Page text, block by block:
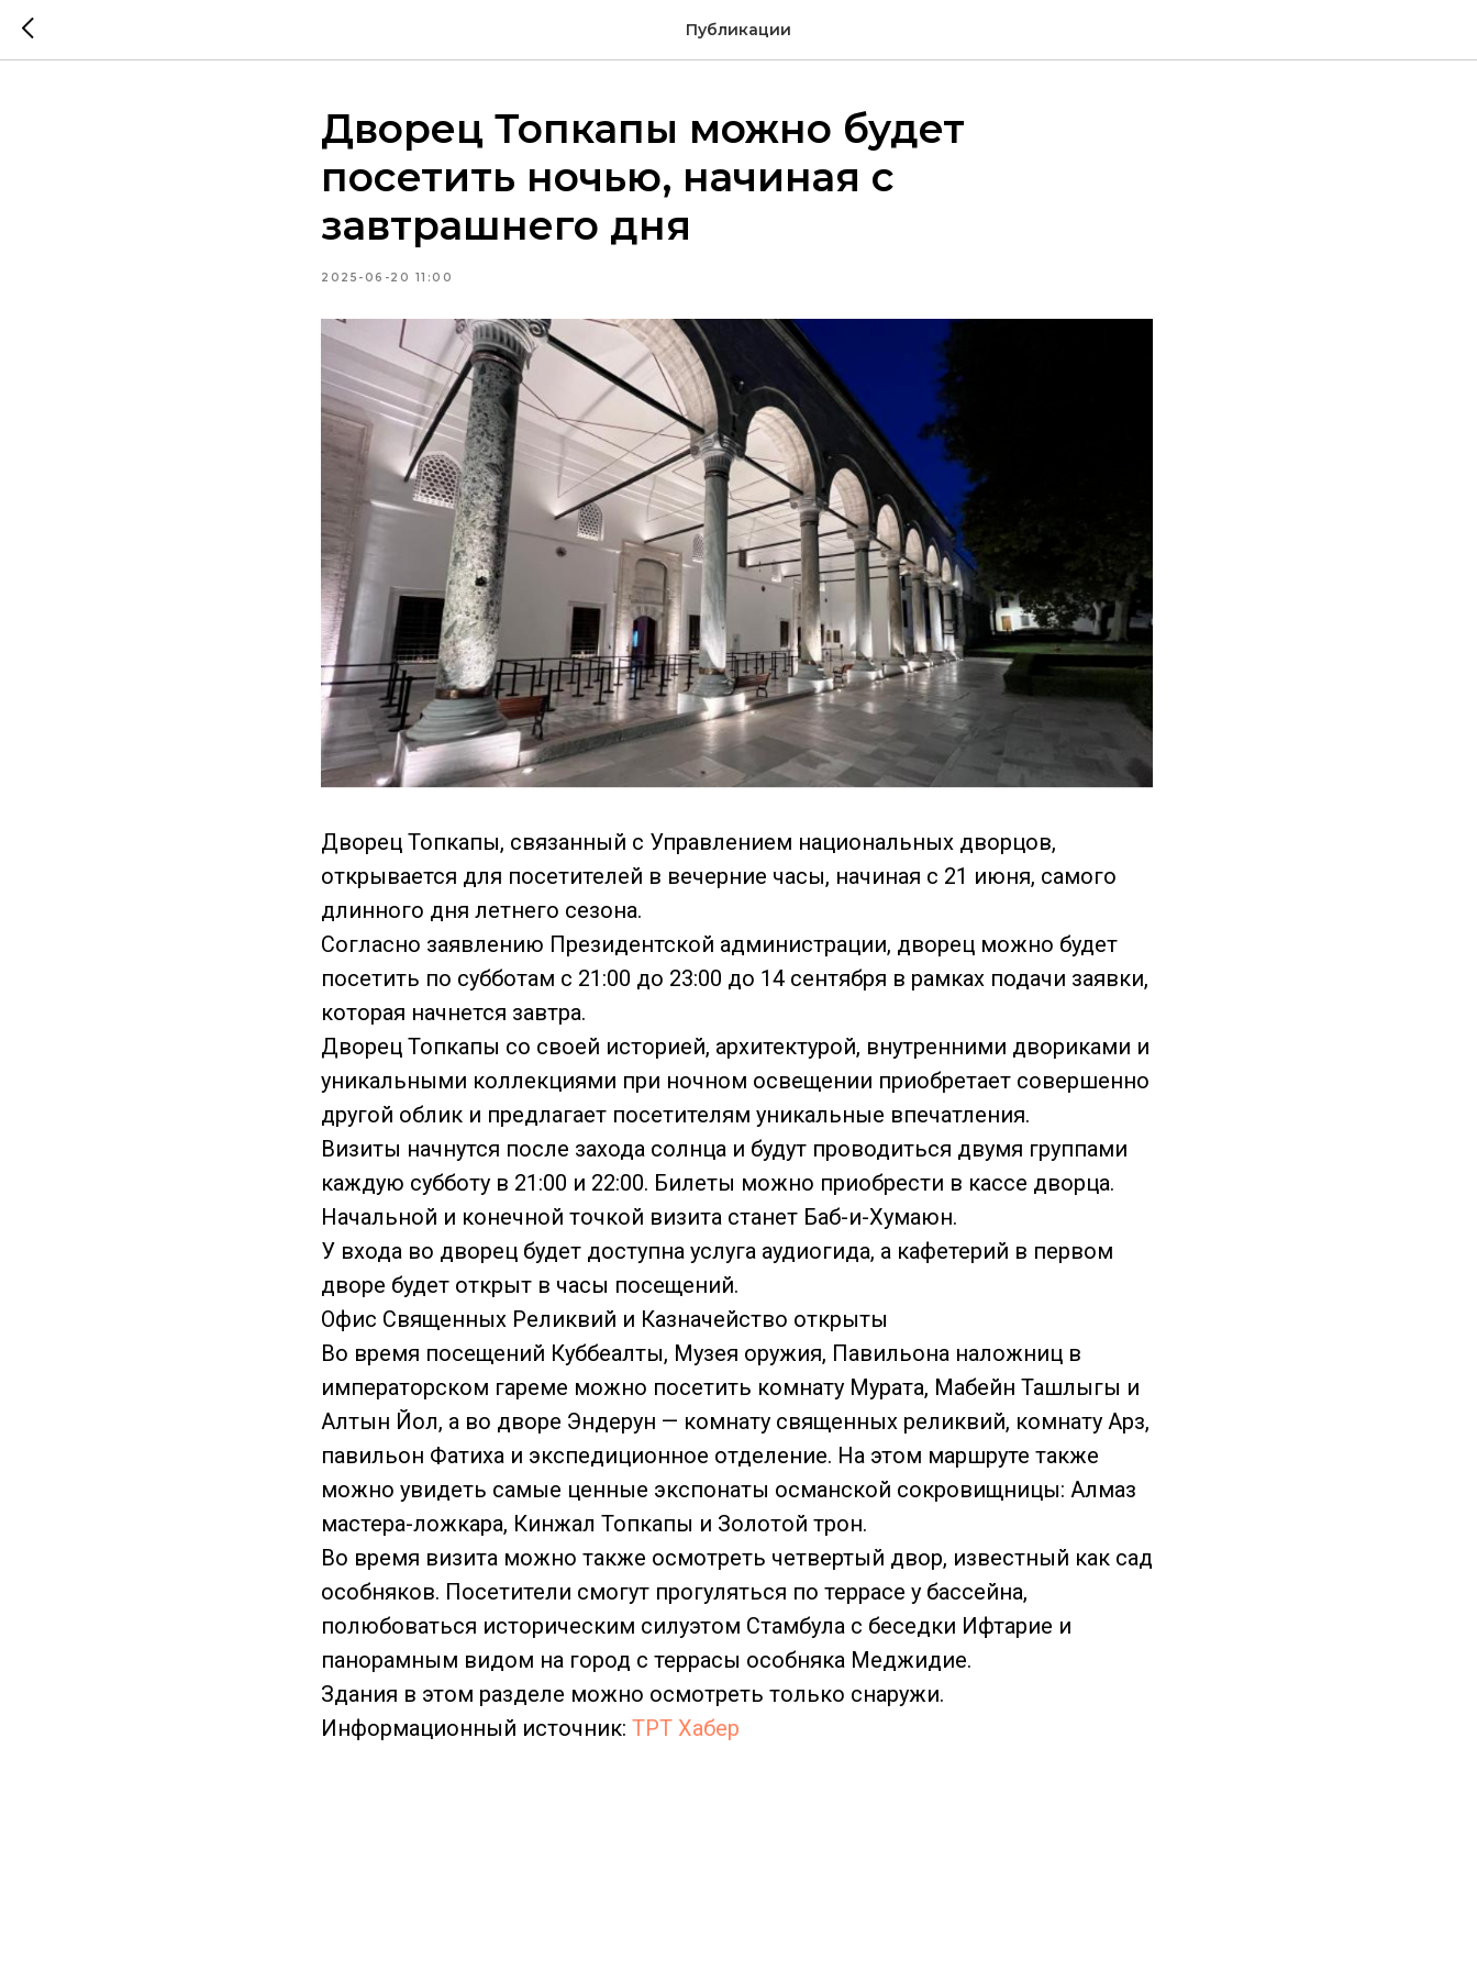
Публикации
Дворец Топкапы можно будет
посетить ночью, начиная с
завтрашнего дня
2025-06-20 11:00
Дворец Топкапы, связанный с Управлением национальных дворцов,
открывается для посетителей в вечерние часы, начиная с 21 июня, самого
длинного дня летнего сезона.
Согласно заявлению Президентской администрации, дворец можно будет
посетить по субботам с 21:00 до 23:00 до 14 сентября в рамках подачи заявки,
которая начнется завтра.
Дворец Топкапы со своей историей, архитектурой, внутренними двориками и
уникальными коллекциями при ночном освещении приобретает совершенно
другой облик и предлагает посетителям уникальные впечатления.
Визиты начнутся после захода солнца и будут проводиться двумя группами
каждую субботу в 21:00 и 22:00. Билеты можно приобрести в кассе дворца.
Начальной и конечной точкой визита станет Баб-и-Хумаюн.
У входа во дворец будет доступна услуга аудиогида, а кафетерий в первом
дворе будет открыт в часы посещений.
Офис Священных Реликвий и Казначейство открыты
Во время посещений Куббеалты, Музея оружия, Павильона наложниц в
императорском гареме можно посетить комнату Мурата, Мабейн Ташлыгы и
Алтын Йол, а во дворе Эндерун — комнату священных реликвий, комнату Арз,
павильон Фатиха и экспедиционное отделение. На этом маршруте также
можно увидеть самые ценные экспонаты османской сокровищницы: Алмаз
мастера-ложкара, Кинжал Топкапы и Золотой трон.
Во время визита можно также осмотреть четвертый двор, известный как сад
особняков. Посетители смогут прогуляться по террасе у бассейна,
полюбоваться историческим силуэтом Стамбула с беседки Ифтарие и
панорамным видом на город с террасы особняка Меджидие.
Здания в этом разделе можно осмотреть только снаружи.
Информационный источник: ТРТ Хабер